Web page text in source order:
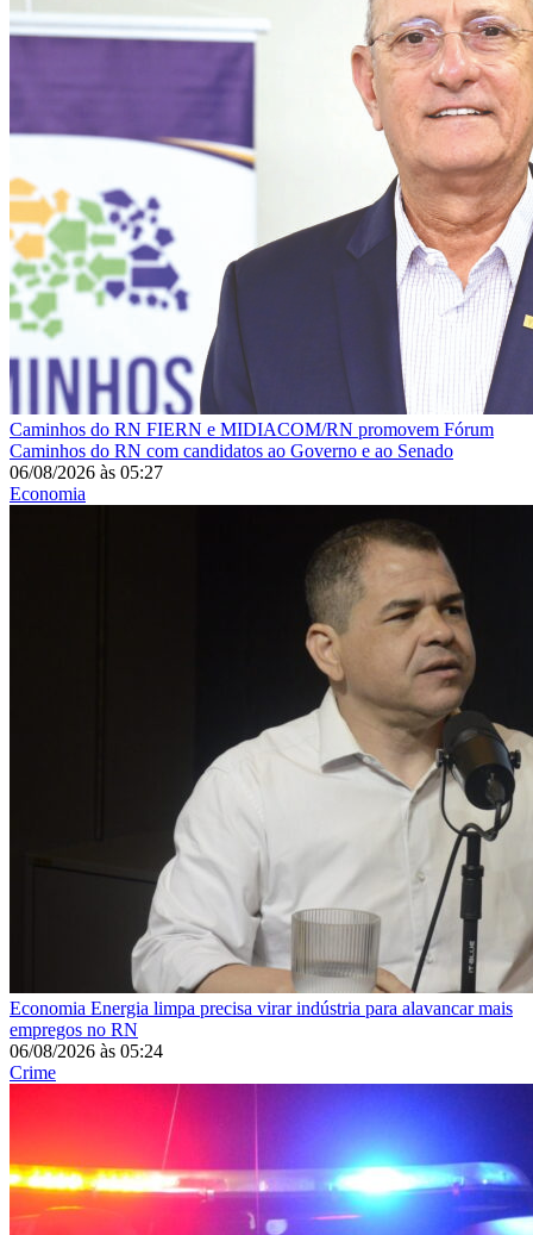
Caminhos do RN FIERN e MIDIACOM/RN promovem Fórum
Caminhos do RN com candidatos ao Governo e ao Senado
06/08/2026 às 05:27
Economia
Economia Energia limpa precisa virar indústria para alavancar mais
empregos no RN
06/08/2026 às 05:24
Crime